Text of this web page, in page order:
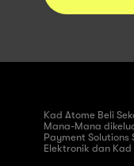
Kad Atome Beli
Mana-Mana
Payment Solutions
Elektronik dan